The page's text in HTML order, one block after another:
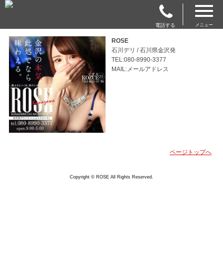
電話する メニュー
ROSE
石川デリ / 石川県金沢発
TEL:080-8990-3377
MAIL:メールアドレス
ページトップへ
Copyright © ROSE All Rights Reserved.